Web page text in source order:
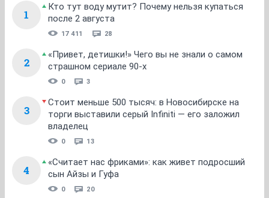
1
Кто тут воду мутит? Почему нельзя купаться
после 2 августа
17 411 28
2
«Привет, детишки!» Чего вы не знали о самом
страшном сериале 90-х
0 3
3
Стоит меньше 500 тысяч: в Новосибирске на
торги выставили серый Infiniti — его заложил
владелец
0 13
4
«Считает нас фриками»: как живет подросший
сын Айзы и Гуфа
0 20